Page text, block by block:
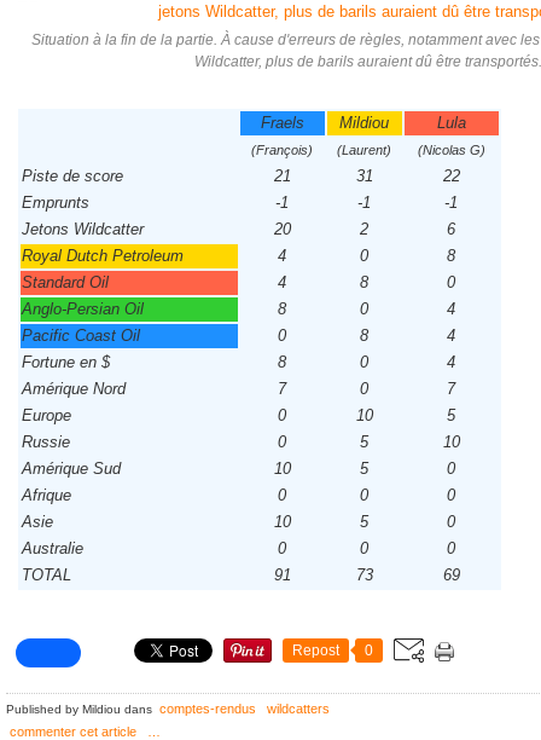
Situation à la fin de la partie. À cause d'erreurs de règles, notamment avec
Wildcatter, plus de barils auraient dû être transportés.
Fraels Mildiou Lula
(François) (Laurent) (Nicolas G)
Piste de score 21 31
22
Emprunts
-1 -1
-1
Jetons Wildcatter
20 2
6
Royal Dutch Petroleum
4 0
8
Standard Oil
4 8
0
Anglo-Persian Oil
8 0
4
Pacific Coast Oil
0 8
4
Fortune en $
8 0
4
Amérique Nord
7 0
7
Europe
0 10
5
Russie
0 5
10
Amérique Sud
10 5
0
Afrique
0 0
0
Asie
10 5
0
Australie
0 0
0
TOTAL
91 73 69
Repost 0
Published by Mildiou dans comptes-rendus
wildcatters
commenter cet article